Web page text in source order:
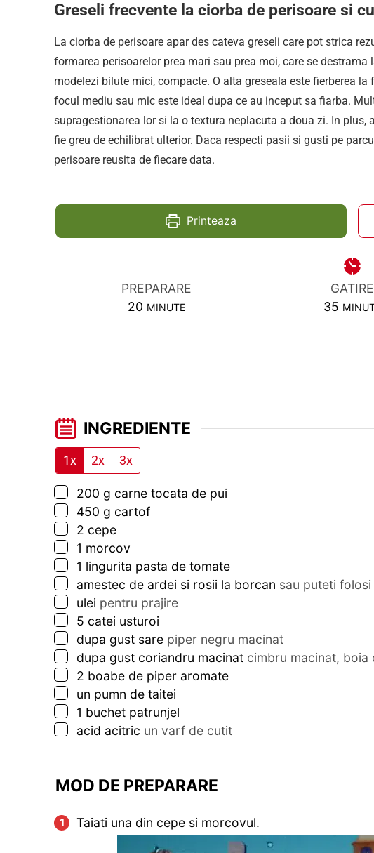
Greseli frecvente la ciorba de perisoare si
La ciorba de perisoare apar des cateva greseli care pot strica
formarea perisoarelor prea mari sau prea moi, care se
modelezi bilute mici, compacte. O alta greseala este fierberea
focul mediu sau mic este ideal dupa ce au inceput sa fiarba.
supragestionarea lor si la o textura neplacuta a doua zi. In
fie greu de echilibrat ulterior. Daca respecti pasii si gusti pe
perisoare reusita de fiecare data.
Printeaza
PREPARARE
20 MINUTES
MINUTE
GATIRE
35
INGREDIENTE
1x 2x 3x
▢
200 g carne tocata de pui
▢
450 g cartof
▢
2 cepe
▢
1 morcov
▢
1 lingurita pasta de tomate
▢
amestec de ardei si rosii la borcan sau puteti
▢
ulei pentru prajire
▢
5 catei usturoi
▢
dupa gust sare piper negru macinat
▢
dupa gust coriandru macinat cimbru macinat, boia
▢
2 boabe de piper aromate
▢
un pumn de taitei
▢
1 buchet patrunjel
▢
acid acitric un varf de cutit
MOD DE PREPARARE
Taiati una din cepe si morcovul.